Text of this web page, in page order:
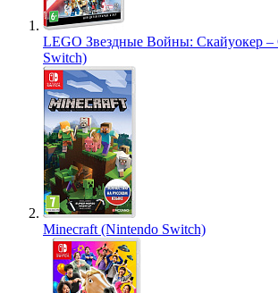
LEGO Звездные Войны: Скайуокер –
Switch)
Minecraft (Nintendo Switch)